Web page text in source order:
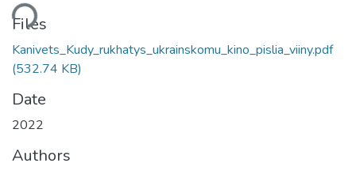
Files
Kanivets_Kudy_rukhatys_ukrainskomu_kino_pislia_viiny.pdf
(532.74 KB)
Date
2022
Authors